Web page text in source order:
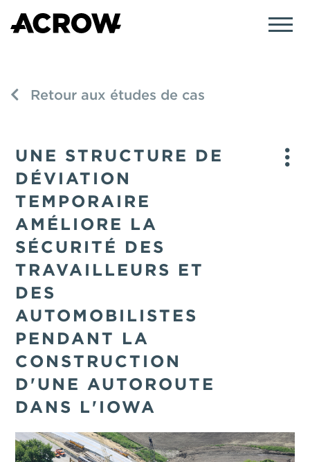
Retour aux études de cas
UNE STRUCTURE DE
DÉVIATION
TEMPORAIRE
AMÉLIORE LA
SÉCURITÉ DES
TRAVAILLEURS ET
DES
AUTOMOBILISTES
PENDANT LA
CONSTRUCTION
D'UNE AUTOROUTE
DANS L'IOWA